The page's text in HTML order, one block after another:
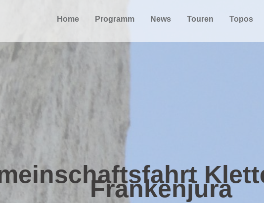
Home Programm News Touren Topos
Frankenjura